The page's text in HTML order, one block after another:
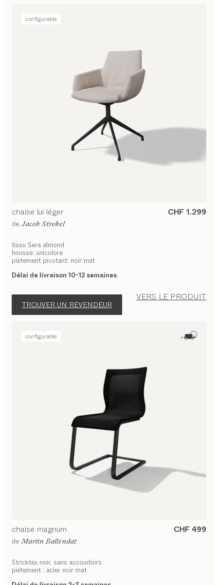
configurable
chaise lui léger CHF 1.299
de Jacob Strobel
tissu Sera almond
housse: unicolore
piètement pivotant: noir mat
Délai de livraison 10-12 semaines
TROUVER UN REVENDEUR
VERS LE PRODUIT
configurable
chaise magnum CHF 499
de Martin Ballendat
Stricktex noir, sans accoudoirs
piétement : acier noir mat